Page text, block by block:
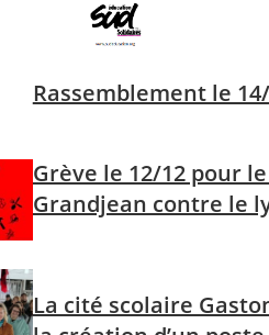
Rassemblement le
Grève le 12/12 pour
Grandjean contre le
La cité scolaire